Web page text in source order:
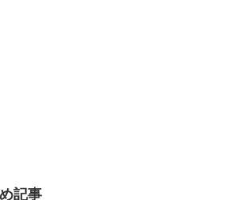
記事